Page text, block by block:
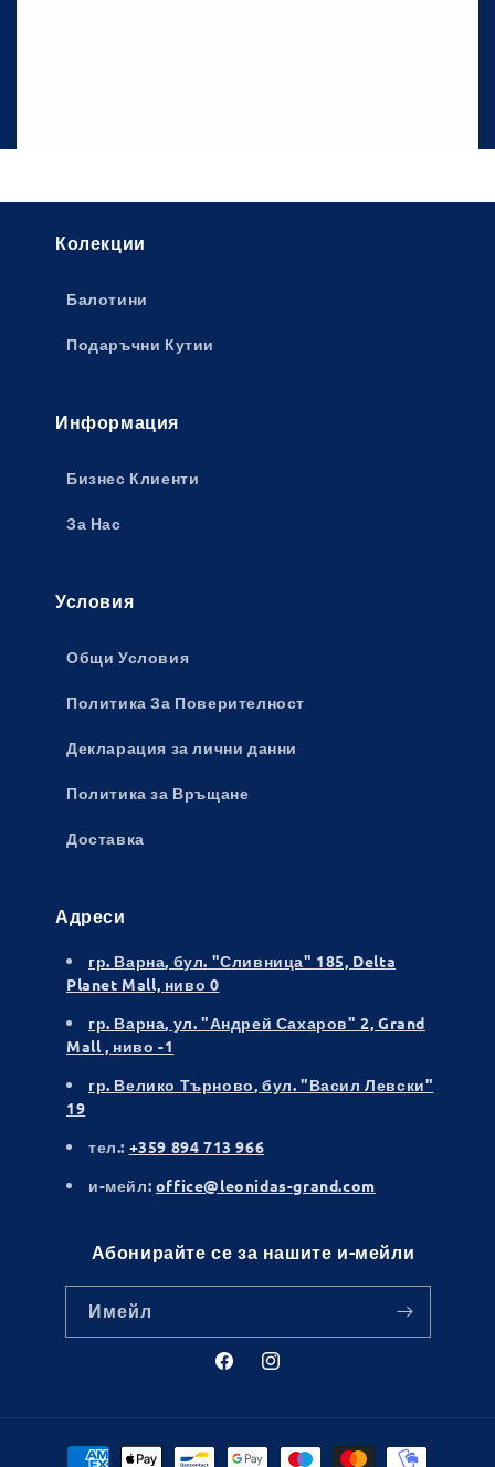
Колекции
Балотини
Подаръчни Кутии
Информация
Бизнес Клиенти
За Нас
Условия
Общи Условия
Политика За Поверителност
Декларация за лични данни
Политика за Връщане
Доставка
Адреси
гр. Варна, бул. "Сливница" 185, Delta
Planet Mall, ниво 0
гр. Варна, ул. "Андрей Сахаров" 2, Grand
Mall , ниво -1
гр. Велико Търново, бул. "Васил Левски"
19
тел.: +359 894 713 966
и-мейл: office@leonidas-grand.com
Абонирайте се за нашите и-мейли
Имейл
FacebookInstagram
Начини